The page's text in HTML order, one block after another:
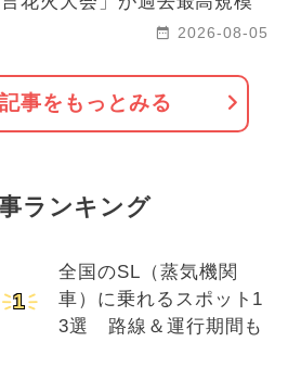
2026-08-05
事をもっとみる
ランキング
1
全国のSL（蒸気機関
車）に乗れるスポット1
3選 路線＆運行期間も